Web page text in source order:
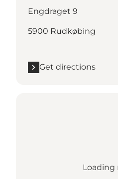
Engdraget 9
5900 Rudkøbing
Get directions
Loading